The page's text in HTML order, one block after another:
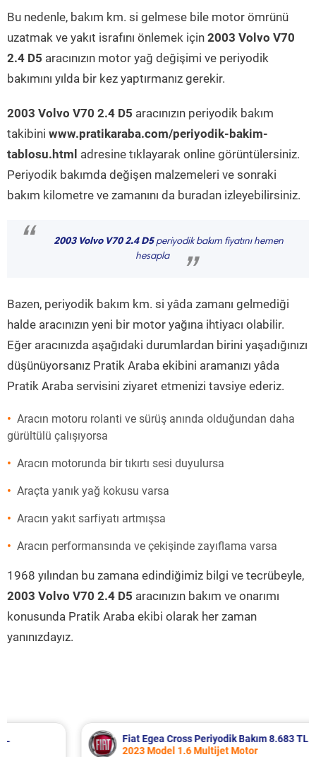
Bu nedenle, bakım km. si gelmese bile motor ömrünü
uzatmak ve yakıt israfını önlemek için 2003 Volvo V70
2.4 D5 aracınızın motor yağ değişimi ve periyodik
bakımını yılda bir kez yaptırmanız gerekir.
2003 Volvo V70 2.4 D5 aracınızın periyodik bakım
takibini www.pratikaraba.com/periyodik-bakim-
tablosu.html adresine tıklayarak online görüntülersiniz.
Periyodik bakımda değişen malzemeleri ve sonraki
bakım kilometre ve zamanını da buradan izleyebilirsiniz.
“ 2003 Volvo V70 2.4 D5periyodik bakım fiyatını hemen
hesapla
”
Bazen, periyodik bakım km. si yâda zamanı gelmediği
halde aracınızın yeni bir motor yağına ihtiyacı olabilir.
Eğer aracınızda aşağıdaki durumlardan birini yaşadığınızı
düşünüyorsanız Pratik Araba ekibini aramanızı yâda
Pratik Araba servisini ziyaret etmenizi tavsiye ederiz.
Aracın motoru rolanti ve sürüş anında olduğundan daha
gürültülü çalışıyorsa
Aracın motorunda bir tıkırtı sesi duyulursa
Araçta yanık yağ kokusu varsa
Aracın yakıt sarfiyatı artmışsa
Aracın performansında ve çekişinde zayıflama varsa
1968 yılından bu zamana edindiğimiz bilgi ve tecrübeyle,
2003 Volvo V70 2.4 D5 aracınızın bakım ve onarımı
konusunda Pratik Araba ekibi olarak her zaman
yanınızdayız.
Fiat Egea Cross Periyodik Bakım 8.683 TL
2023 Model 1.6 Multijet Motor